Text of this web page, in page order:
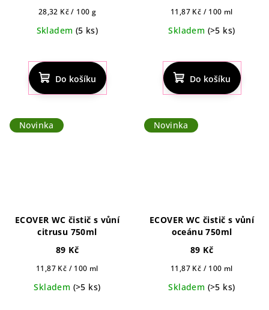
Měrná
28,32 Kč / 100 g
Skladem (5 ks)
Do košíku
Měrná
11,87 Kč / 100 ml
Skladem (>5 ks)
Do košíku
Novinka
ECOVER WC čistič s vůní
citrusu 750ml
89 Kč
Měrná
11,87 Kč / 100 ml
Skladem (>5 ks)
Novinka
ECOVER WC čistič s vůní
oceánu 750ml
89 Kč
Měrná
11,87 Kč / 100 ml
Skladem (>5 ks)